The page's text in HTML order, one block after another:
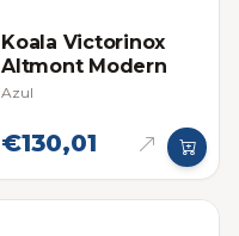
Koala Victorinox
Altmont Modern
Azul
€130,01